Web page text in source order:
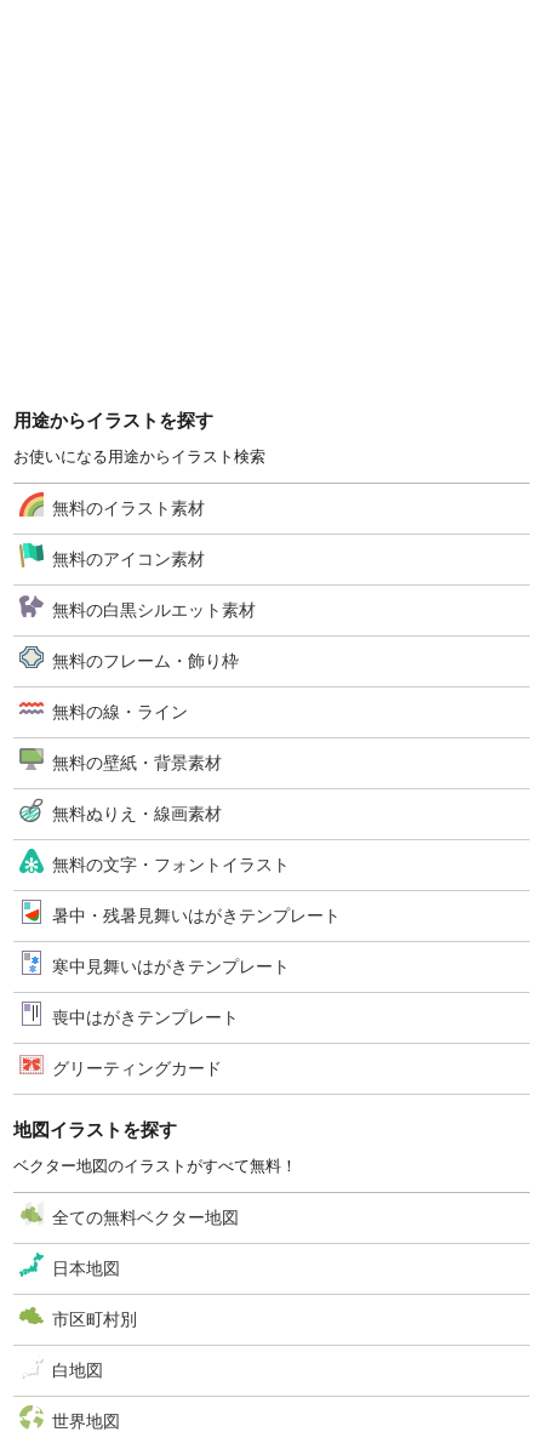
用途からイラストを探す
お使いになる用途からイラスト検索
無料のイラスト素材
無料のアイコン素材
無料の白黒シルエット素材
無料のフレーム・飾り枠
無料の線・ライン
無料の壁紙・背景素材
無料ぬりえ・線画素材
無料の文字・フォントイラスト
暑中・残暑見舞いはがきテンプレート
寒中見舞いはがきテンプレート
喪中はがきテンプレート
グリーティングカード
地図イラストを探す
ベクター地図のイラストがすべて無料！
全ての無料ベクター地図
日本地図
市区町村別
白地図
世界地図